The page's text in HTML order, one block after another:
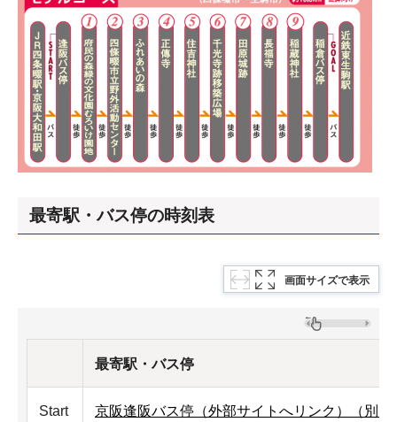
最寄駅・バス停の時刻表
画面サイズで表示
最寄駅・バス停
Start 京阪逢阪バス停（外部サイトへリンク）（別